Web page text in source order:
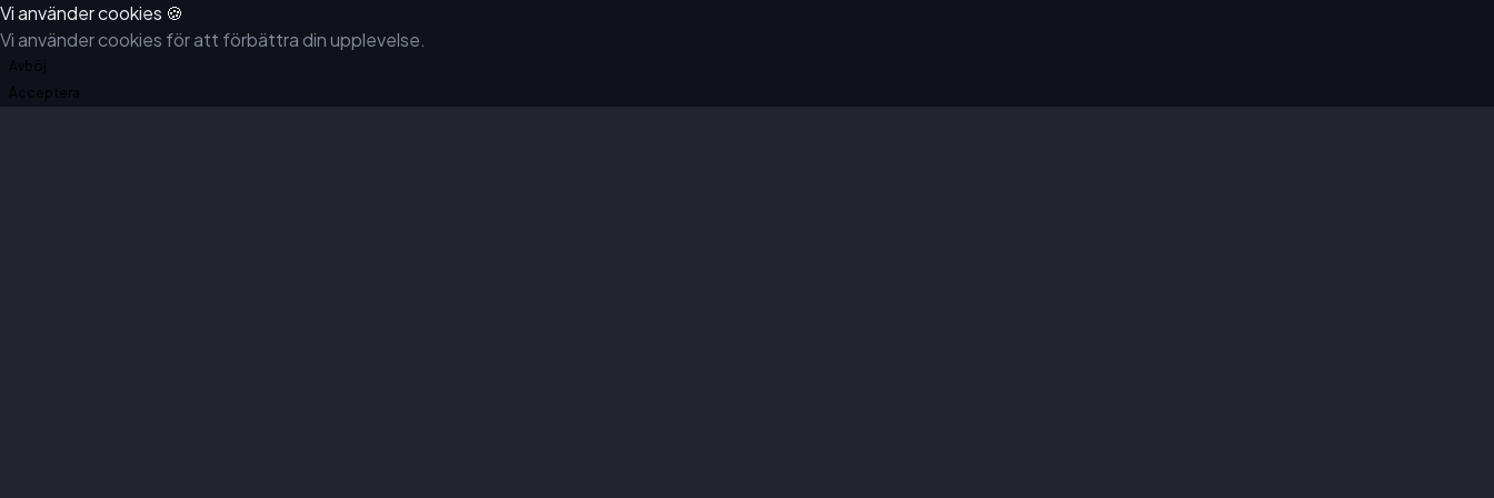
Vi använder cookies 🍪
Vi använder cookies för att förbättra din upplevelse.
Avböj
Acceptera